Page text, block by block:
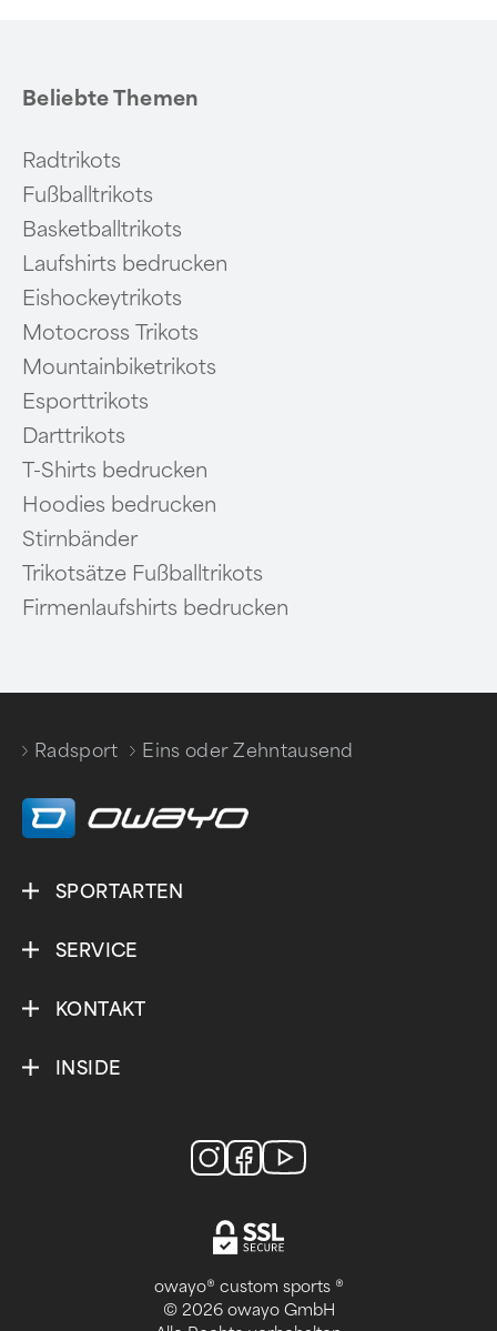
Beliebte Themen
Radtrikots
Fußballtrikots
Basketballtrikots
Laufshirts bedrucken
Eishockeytrikots
Motocross Trikots
Mountainbiketrikots
Esporttrikots
Darttrikots
T-Shirts bedrucken
Hoodies bedrucken
Stirnbänder
Trikotsätze Fußballtrikots
Firmenlaufshirts bedrucken
Radsport
Eins oder Zehntausend
SPORTARTEN
SERVICE
KONTAKT
INSIDE
owayo® custom sports ®
© 2026 owayo GmbH